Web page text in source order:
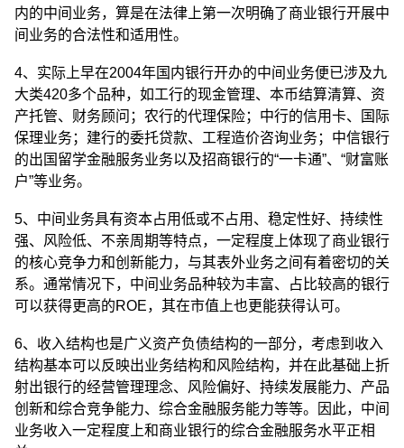
内的中间业务，算是在法律上第一次明确了商业银行开展中
间业务的合法性和适用性。
4、实际上早在2004年国内银行开办的中间业务便已涉及九
大类420多个品种，如工行的现金管理、本币结算清算、资
产托管、财务顾问；农行的代理保险；中行的信用卡、国际
保理业务；建行的委托贷款、工程造价咨询业务；中信银行
的出国留学金融服务业务以及招商银行的“一卡通”、“财富账
户”等业务。
5、中间业务具有资本占用低或不占用、稳定性好、持续性
强、风险低、不亲周期等特点，一定程度上体现了商业银行
的核心竞争力和创新能力，与其表外业务之间有着密切的关
系。通常情况下，中间业务品种较为丰富、占比较高的银行
可以获得更高的ROE，其在市值上也更能获得认可。
6、收入结构也是广义资产负债结构的一部分，考虑到收入
结构基本可以反映出业务结构和风险结构，并在此基础上折
射出银行的经营管理理念、风险偏好、持续发展能力、产品
创新和综合竞争能力、综合金融服务能力等等。因此，中间
业务收入一定程度上和商业银行的综合金融服务水平正相